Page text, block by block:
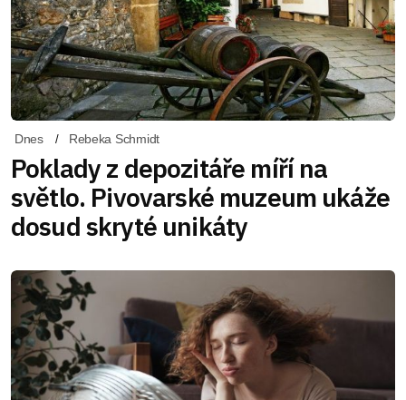
Dnes Rebeka Schmidt
Poklady z depozitáře míří na
světlo. Pivovarské muzeum ukáže
dosud skryté unikáty